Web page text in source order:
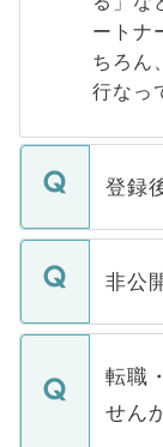
ートナ
ちろん
行なっ
登録
ご登録
登録
ます。
いた
非公
マイナ
うち
けな
下記
転職
せん